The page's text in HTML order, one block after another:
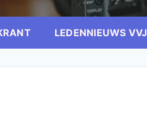
LEDENNIEUWS VVJ